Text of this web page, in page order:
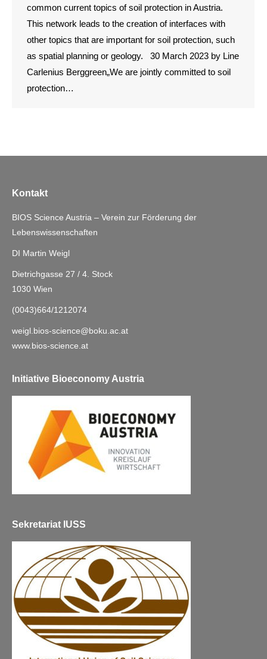
common current topics of soil protection in Austria.
This network leads to the creation of interfaces with
other topics that are important for soil protection, such
as spatial planning or geology. 30 March 2023 by Line
Carlenius Berggreen„We are jointly committed to soil
protection…
Kontakt
BIOS Science Austria – Verein zur Förderung der
Lebenswissenschaften
DI Martin Weigl
Dietrichgasse 27 / 4. Stock
1030 Wien
(0043)664/1212074
weigl.bios-science@boku.ac.at
www.bios-science.at
Initiative Bioeconomy Austria
Sekretariat IUSS